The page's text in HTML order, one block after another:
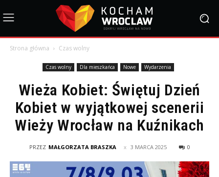
Strona główna Czas wolny
Czas wolny Dla mieszkańca Nowe Wydarzenia
Wieża Kobiet: Świętuj Dzień
Kobiet w wyjątkowej scenerii
Wieży Wrocław na Kuźnikach
PRZEZ MAŁGORZATA BRASZKA 3 MARCA 2025 0